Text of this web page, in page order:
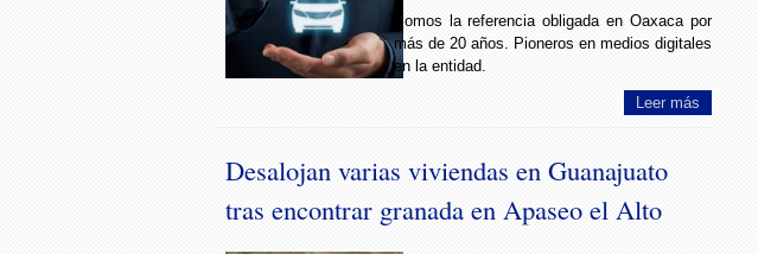
Somos la referencia obligada en Oaxaca por
más de 20 años. Pioneros en medios digitales
en la entidad.
Leer más
Desalojan varias viviendas en Guanajuato
tras encontrar granada en Apaseo el Alto